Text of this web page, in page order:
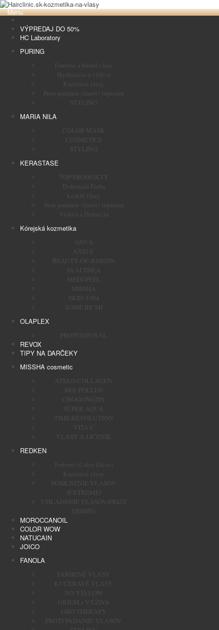
Menu
VÝPREDAJ DO 50%
HC Laboratory
PURING
Farebné a blond vlasy
Hydratácia a výživa
Kučeravé vlasy
Proti padaniu vlasov/ lupinám
STYLING
MARIA NILA
COLOR MASK
COSMETICS
STYLING
KERASTASE
TOP PRODUKTY
Dokonalá Farba
Lesklé vlasy
Stop padaniu vlasov/ lupinám
Výživa a Definícia
Kórejská kozmetika
ANUA
AXIS-Y
BEAUTY-OF-JOSEON
Dr.ALTHEA
MEDI-PEEL
MISSHA
SKIN-1004
SOME BY MI
OLAPLEX
PROFESSIONAL
REVOX
TIPY NA DARČEKY
MISSHA cosmetic
ATELO COLLAGEN
BEE POLLEN
CHOGONGJIN
SUPER AQUA
TIME REVOLUTION
VITA C
VLASY A LÍČENIE
REDKEN
Farbené (Color Gloss)
Kučeravé vlasy
POSILNENIE VLASOV
(EXTREME)
UHLADENIE VLASOV(FRIZZ
DISMIS)
MOROCCANOIL
COLOR WOW
NATUCAIN
JOICO
FANOLA
FARBENÉ VLASY
KUČERAVÉ VLASY
NO YELLOW
OBJEM a VÝŽIVA
ORO THERAPY
PROTI PADANIU VLASOV